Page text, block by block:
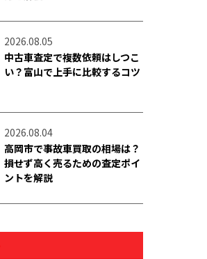
2026.08.05
中古車査定で複数依頼はしつこ
い？富山で上手に比較するコツ
2026.08.04
高岡市で事故車買取の相場は？
損せず高く売るための査定ポイ
ントを解説